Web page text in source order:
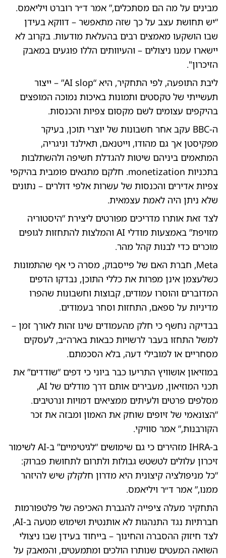
מבינים על מה הם מסתכלים,” אמר ד״ר רוברט ויליאמס.
“יש תחושת עצב על כך שזה מתאפשר – דווקא בעידן
שבו הושקעו מאמצים רבים בהעלאת מודעות. בקרוב לא
יישארו עמנו ניצולים – והעיוותים הללו פוגעים במאבק
הזיכרון".
ליבת התופעה, לפי התחקיר, היא “AI slop” – ייצור
תעשייתי של טקסטים ותמונות באיכות נמוכה המופצים
בהיקפים עצומים לשם מקסום צפיות והכנסות.
ה-BBC עקב אחר חשבונות של יוצרי תוכן, בעיקר
מפקיסטן אך גם מהודו, וייטנאם, תאילנד וניגריה,
המתאמים ביניהם שיטות להגדלת חשיפה ולהשתלבות
בתכניות monetization. חלקם מתגאים פומבית בהיקפי
צפיות אדירים והכנסות של עשרות אלפי דולרים – נתונים
שלא ניתן היה לאמת עצמאית.
לצד זאת אותרו מדריכים מפורטים ליצירת “היסטוריה
מזויפת” באמצעות מודלי AI והמלצות להתחזות לגופים
מוכרים כדי לבנות קהל מהר.
Meta, חברת האם של פייסבוק, מסרה כי אף שהתמונות
כשלעצמן אינן מפרות את כללי התוכן, נבדקו הדפים
המדוברים והוסרו עמודים, קבוצות וחשבונות שהפרו
מדיניות על ספאם, התחזות וסחר בעמודים.
בבדיקה נחשף כי חלק מהעמודים שינו זהות לאורך זמן –
למשל התחזו בעבר לרשויות כבאות בארה״ב, לעסקים
מסחריים או למובילי דעה, בלא הסכמתם.
במוזיאון אושוויץ התריעו כבר ביוני כי דפים “שודדים” את
תכני המוזיאון, מעבירים אותם דרך מודלים של AI,
מסלפים פרטים ולעיתים ממציאים דמויות ונרטיבים.
“הצונאמי של זיופים שוחק את האמון ומבזה את זכר
הקורבנות,” אמר סוויקי.
ב-IHRA מזהירים כי גם שימושים “לגיטימיים” ב-AI לשימור
זיכרון עלולים לטשטש גבולות ולתרום לתחושת פברוק:
“כל מניפולציה קיצונית היא מדרון חלקלק שיש להיזהר
ממנו,” אמר ד״ר ויליאמס.
התחקיר מעלה ציפייה להגברת האכיפה של פלטפורמות
חברתיות נגד התנהגות לא אותנטית ושימוש מטעה ב-AI,
לצד חיזוק ההסברה והחינוך – בייחוד בעידן שבו ניצולי
השואה המעטים שנותרו הולכים ומתמעטים, והמאבק על